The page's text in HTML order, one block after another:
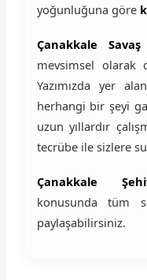
yoğunluğuna göre
Çanakkale
mevsimsel olarak
Yazımızda yer alan
herhangi bir şeyi
uzun yıllardır
tecrübe ile sizlere
Çanakkale
konusunda tüm
paylaşabilirsiniz.